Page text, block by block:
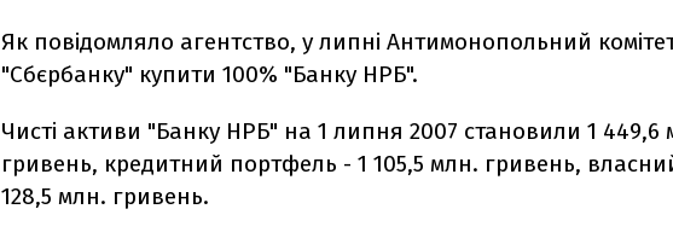
Як повідомляло агентство, у липні Антимонопольний
"Сбєрбанку" купити 100% "Банку НРБ".
Чисті активи "Банку НРБ" на 1 липня 2007 становили 1 449,6
гривень, кредитний портфель - 1 105,5 млн. гривень,
128,5 млн. гривень.